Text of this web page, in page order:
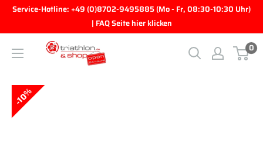
Direkt zum Inhalt
Service-Hotline: +49 (0)8702-9495885 (Mo - Fr, 08:30-10:30 Uhr)
| FAQ Seite hier klicken
triathlon.de GmbH 0
10%